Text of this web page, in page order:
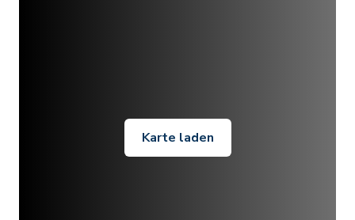
Karte laden